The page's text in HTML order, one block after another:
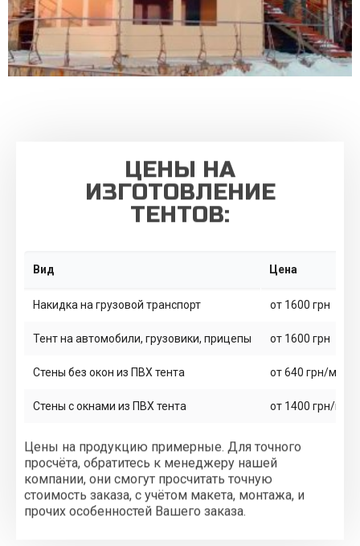
ЦЕНЫ НА
ИЗГОТОВЛЕНИЕ
ТЕНТОВ:
Вид Цена
Накидка на грузовой транспорт от 1600 грн
Тент на автомобили, грузовики, прицепы от 1600 грн
Стены без окон из ПВХ тента от 640 грн/м2
Стены с окнами из ПВХ тента от 1400 грн/м2
Цены на продукцию примерные. Для точного
просчёта, обратитесь к менеджеру нашей
компании, они смогут просчитать точную
стоимость заказа, с учётом макета, монтажа, и
прочих особенностей Вашего заказа.